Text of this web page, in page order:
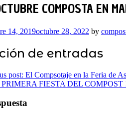
COMPOSTA EN
14, 2019octubre 28, 2022 by
de entradas
post: El Compsotaje en la Feria de
PRIMERA FIESTA DEL COMPOST